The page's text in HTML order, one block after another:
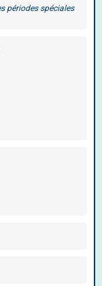
périodes spéciales